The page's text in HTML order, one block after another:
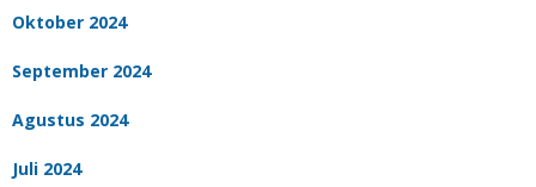
Oktober 2024
September 2024
Agustus 2024
Juli 2024